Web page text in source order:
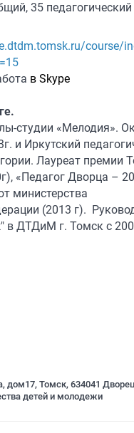
35 педагогический
course/
в Skype
студии «Мелодия».
и Иркутский
Лауреат премии
«Педагог Дворца –
министерства
(2013 г).
в ДТДиМ г. Томск с
дом17, Томск, 634041
детей и молодежи